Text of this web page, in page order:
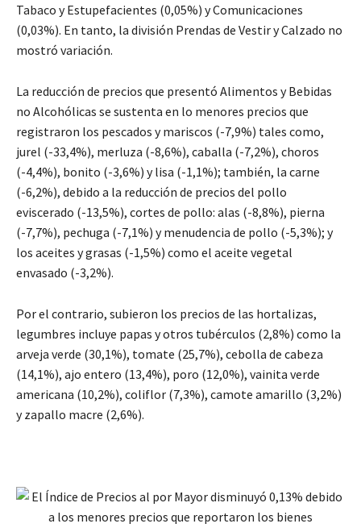
Tabaco y Estupefacientes (0,05%) y Comunicaciones
(0,03%). En tanto, la división Prendas de Vestir y Calzado no
mostró variación.
La reducción de precios que presentó Alimentos y Bebidas
no Alcohólicas se sustenta en lo menores precios que
registraron los pescados y mariscos (-7,9%) tales como,
jurel (-33,4%), merluza (-8,6%), caballa (-7,2%), choros
(-4,4%), bonito (-3,6%) y lisa (-1,1%); también, la carne
(-6,2%), debido a la reducción de precios del pollo
eviscerado (-13,5%), cortes de pollo: alas (-8,8%), pierna
(-7,7%), pechuga (-7,1%) y menudencia de pollo (-5,3%); y
los aceites y grasas (-1,5%) como el aceite vegetal
envasado (-3,2%).
Por el contrario, subieron los precios de las hortalizas,
legumbres incluye papas y otros tubérculos (2,8%) como la
arveja verde (30,1%), tomate (25,7%), cebolla de cabeza
(14,1%), ajo entero (13,4%), poro (12,0%), vainita verde
americana (10,2%), coliflor (7,3%), camote amarillo (3,2%)
y zapallo macre (2,6%).